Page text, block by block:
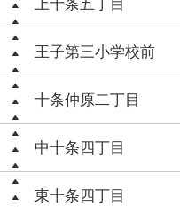
上十条五丁目
王子第三小学校前
十条仲原二丁目
中十条四丁目
東十条四丁目